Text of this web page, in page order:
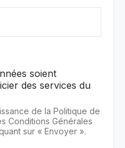
soient
des services du
de la Politique de
Conditions Générales
sur « Envoyer ».